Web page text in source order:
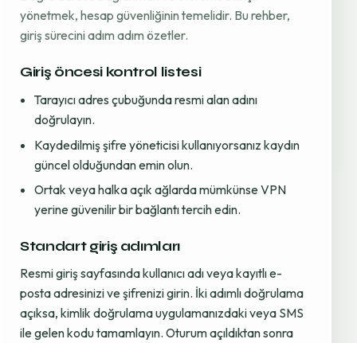
yönetmek, hesap güvenliğinin temelidir. Bu rehber,
giriş sürecini adım adım özetler.
Giriş öncesi kontrol listesi
Tarayıcı adres çubuğunda resmi alan adını
doğrulayın.
Kaydedilmiş şifre yöneticisi kullanıyorsanız kaydın
güncel olduğundan emin olun.
Ortak veya halka açık ağlarda mümkünse VPN
yerine güvenilir bir bağlantı tercih edin.
Standart giriş adımları
Resmi giriş sayfasında kullanıcı adı veya kayıtlı e-
posta adresinizi ve şifrenizi girin. İki adımlı doğrulama
açıksa, kimlik doğrulama uygulamanızdaki veya SMS
ile gelen kodu tamamlayın. Oturum açıldıktan sonra